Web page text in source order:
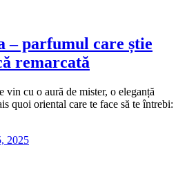
– parfumul care știe
remarcată
vin cu o aură de mister, o eleganță
quoi oriental care te face să te întrebi:
2025